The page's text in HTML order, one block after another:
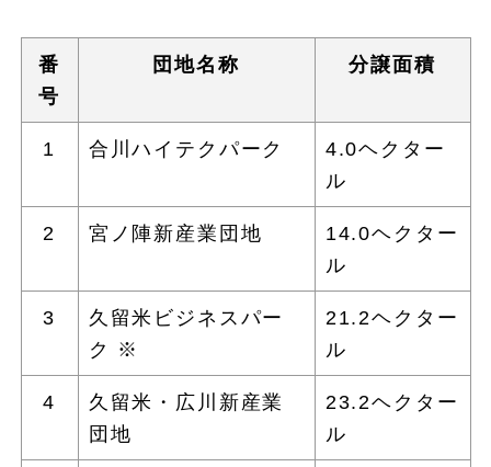
番
号
団地名称 分譲面積
1 合川ハイテクパーク
4.0ヘクター
ル
2 宮ノ陣新産業団地
14.0ヘクター
ル
3
久留米ビジネスパー
ク ※
21.2ヘクター
ル
4
久留米・広川新産業
団地
23.2ヘクター
ル